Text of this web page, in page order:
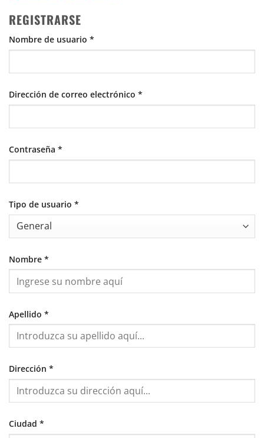
REGISTRARSE
Nombre de usuario *
Dirección de correo electrónico *
Contraseña *
Tipo de usuario *
Nombre *
Apellido *
Dirección *
Ciudad *